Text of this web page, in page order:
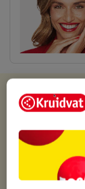
Kruidvat is
Op
Gratis
Gratis
Gratis punten